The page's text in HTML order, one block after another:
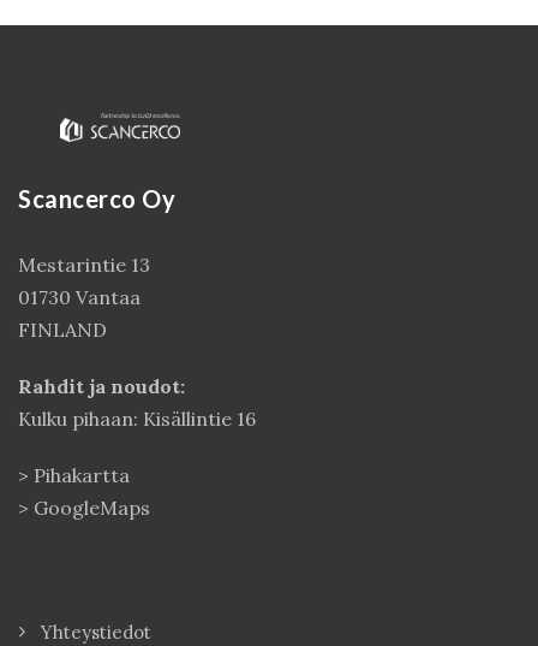
Scancerco Oy
Mestarintie 13
01730 Vantaa
FINLAND
Rahdit ja noudot:
Kulku pihaan: Kisällintie 16
> Pihakartta
> GoogleMaps
Yhteystiedot